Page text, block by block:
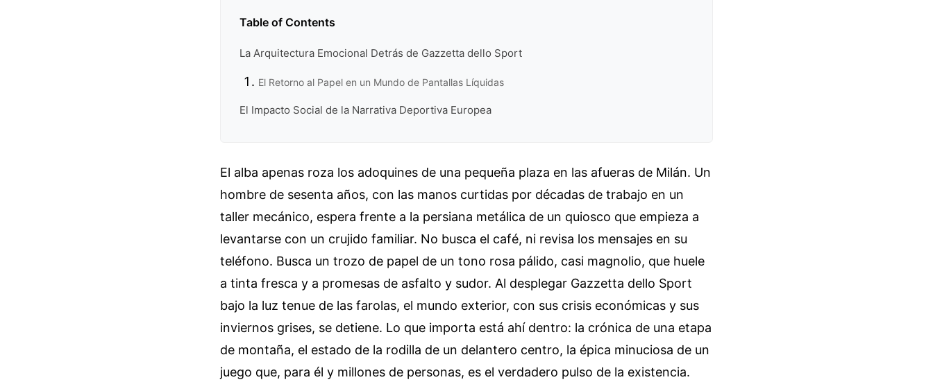
Table of Contents
La Arquitectura Emocional Detrás de Gazzetta dello Sport
El Retorno al Papel en un Mundo de Pantallas Líquidas
El Impacto Social de la Narrativa Deportiva Europea
El alba apenas roza los adoquines de una pequeña plaza en las afueras de Milán. Un
hombre de sesenta años, con las manos curtidas por décadas de trabajo en un
taller mecánico, espera frente a la persiana metálica de un quiosco que empieza a
levantarse con un crujido familiar. No busca el café, ni revisa los mensajes en su
teléfono. Busca un trozo de papel de un tono rosa pálido, casi magnolio, que huele
a tinta fresca y a promesas de asfalto y sudor. Al desplegar Gazzetta dello Sport
bajo la luz tenue de las farolas, el mundo exterior, con sus crisis económicas y sus
inviernos grises, se detiene. Lo que importa está ahí dentro: la crónica de una etapa
de montaña, el estado de la rodilla de un delantero centro, la épica minuciosa de un
juego que, para él y millones de personas, es el verdadero pulso de la existencia.